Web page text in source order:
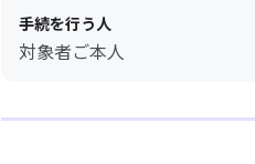
手続を行う人
対象者ご本人